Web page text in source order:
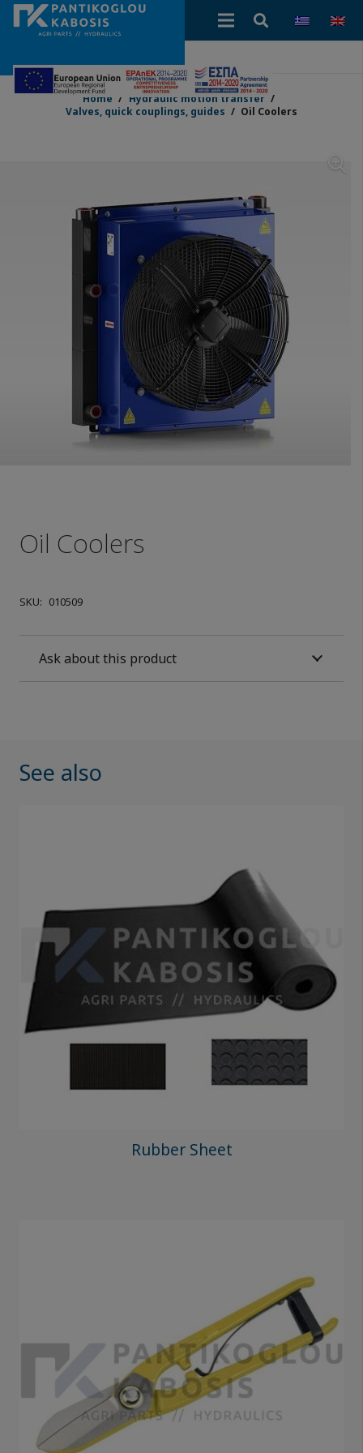
Home / Hydraulic motion transfer /
Valves, quick couplings, guides / Oil Coolers
Oil Coolers
SKU: 010509
Ask about this product
See also
Rubber Sheet